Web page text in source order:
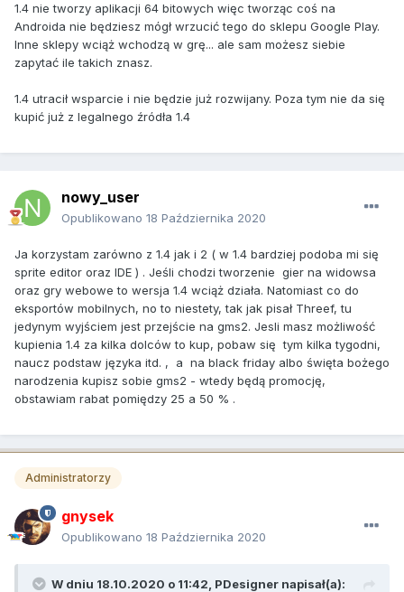
1.4 nie tworzy aplikacji 64 bitowych więc tworząc coś na
Androida nie będziesz mógł wrzucić tego do sklepu Google Play.
Inne sklepy wciąż wchodzą w grę... ale sam możesz siebie
zapytać ile takich znasz.
1.4 utracił wsparcie i nie będzie już rozwijany. Poza tym nie da się
kupić już z legalnego źródła 1.4
nowy_user
Opublikowano 18 Października 2020
Ja korzystam zarówno z 1.4 jak i 2 ( w 1.4 bardziej podoba mi się
sprite editor oraz IDE ) . Jeśli chodzi tworzenie gier na widowsa
oraz gry webowe to wersja 1.4 wciąż działa. Natomiast co do
eksportów mobilnych, no to niestety, tak jak pisał Threef, tu
jedynym wyjściem jest przejście na gms2. Jesli masz możliwość
kupienia 1.4 za kilka dolców to kup, pobaw się tym kilka tygodni,
naucz podstaw języka itd. , a na black friday albo święta bożego
narodzenia kupisz sobie gms2 - wtedy będą promocję,
obstawiam rabat pomiędzy 25 a 50 % .
Administratorzy
gnysek
Opublikowano 18 Października 2020
W dniu 18.10.2020 o 11:42, PDesigner napisał(a):